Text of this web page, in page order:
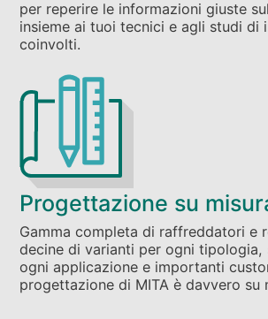
per reperire le informazioni giuste
insieme ai tuoi tecnici e agli studi di
coinvolti.
Progettazione su
Gamma completa di raffreddatori e
decine di varianti per ogni tipologia,
ogni applicazione e importanti
progettazione di MITA è davvero su